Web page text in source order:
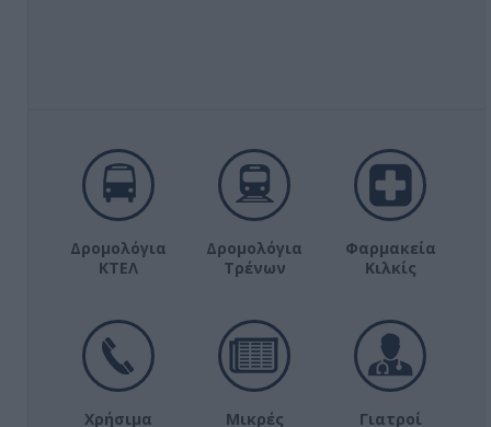
Δρομολόγια
ΚΤΕΛ
Δρομολόγια
Τρένων
Φαρμακεία
Κιλκίς
Χρήσιμα
Μικρές
Γιατροί